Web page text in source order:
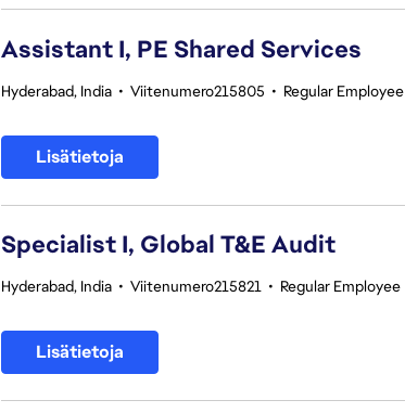
Assistant I, PE Shared Services
Hyderabad, India • Viitenumero215805 • Regular Employee
Lisätietoja
Specialist I, Global T&E Audit
Hyderabad, India • Viitenumero215821 • Regular Employee
Lisätietoja